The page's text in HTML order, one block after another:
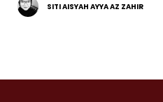
SITI AISYAH AYYA AZ ZAHIR